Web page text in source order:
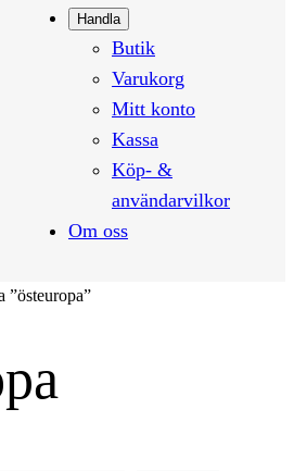
Handla
Butik
Varukorg
Mitt konto
Kassa
Köp- &
användarvilkor
Om oss
”östeuropa”